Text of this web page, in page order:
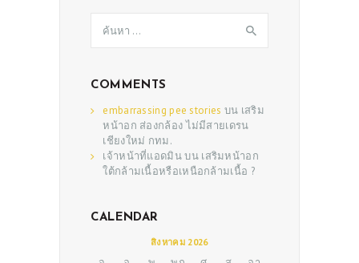
สำหรับ:
COMMENTS
embarrassing pee stories บน เสริม
หน้าอก ส่องกล้อง ไม่มีสายเดรน
เชียงใหม่ กทม.
เจ้าหน้าที่แอดมินบน เสริมหน้าอก
ใต้กล้ามเนื้อหรือเหนือกล้ามเนื้อ ?
CALENDAR
สิงหาคม 2026